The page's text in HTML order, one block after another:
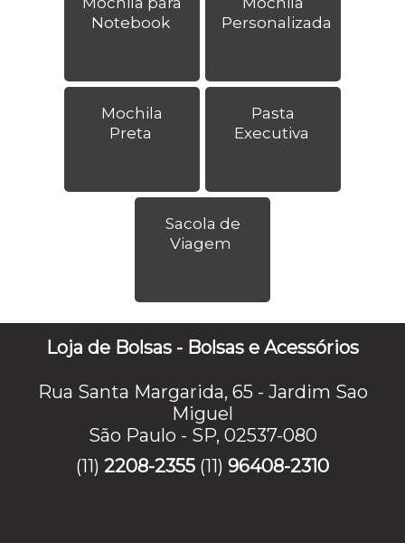
Notebook
Personalizada
Mochila
Preta
Pasta
Executiva
Sacola de
Viagem
Loja de Bolsas - Bolsas e Acessórios
Rua Santa Margarida, 65 - Jardim Sao
Miguel
São Paulo - SP, 02537-080
(11) 2208-2355 (11) 96408-2310